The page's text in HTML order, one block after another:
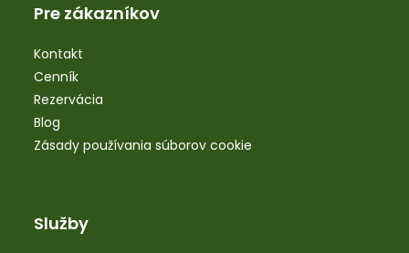
Pre zákazníkov
Kontakt
Cenník
Rezervácia
Blog
Zásady používania súborov cookie
Služby